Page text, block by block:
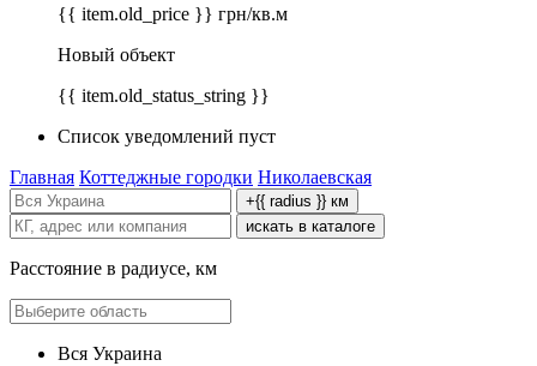
{{ item.old_price }} грн/кв.м
Новый объект
{{ item.old_status_string }}
Список уведомлений пуст
Главная Коттеджные городки Николаевская
+{{ radius }} км
искать в каталоге
Расстояние в радиусе, км
Вся Украина